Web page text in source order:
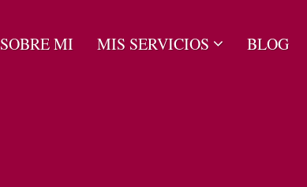
SOBRE MI MIS SERVICIOS BLOG